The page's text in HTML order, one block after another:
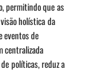
permitindo que as
holística da
eventos de
centralizada
políticas, reduz a